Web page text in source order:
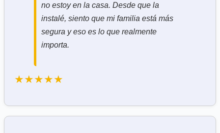
no estoy en la casa. Desde que la
instalé, siento que mi familia está más
segura y eso es lo que realmente
importa.
★★★★★